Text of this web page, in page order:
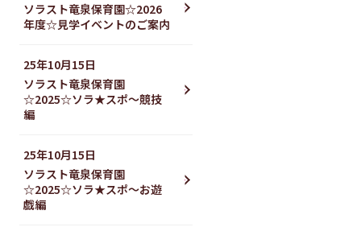
ソラスト竜泉保育園☆2026
年度☆見学イベントのご案内
25年10月15日
ソラスト竜泉保育園
☆2025☆ソラ★スポ～競技
編
25年10月15日
ソラスト竜泉保育園
☆2025☆ソラ★スポ～お遊
戯編